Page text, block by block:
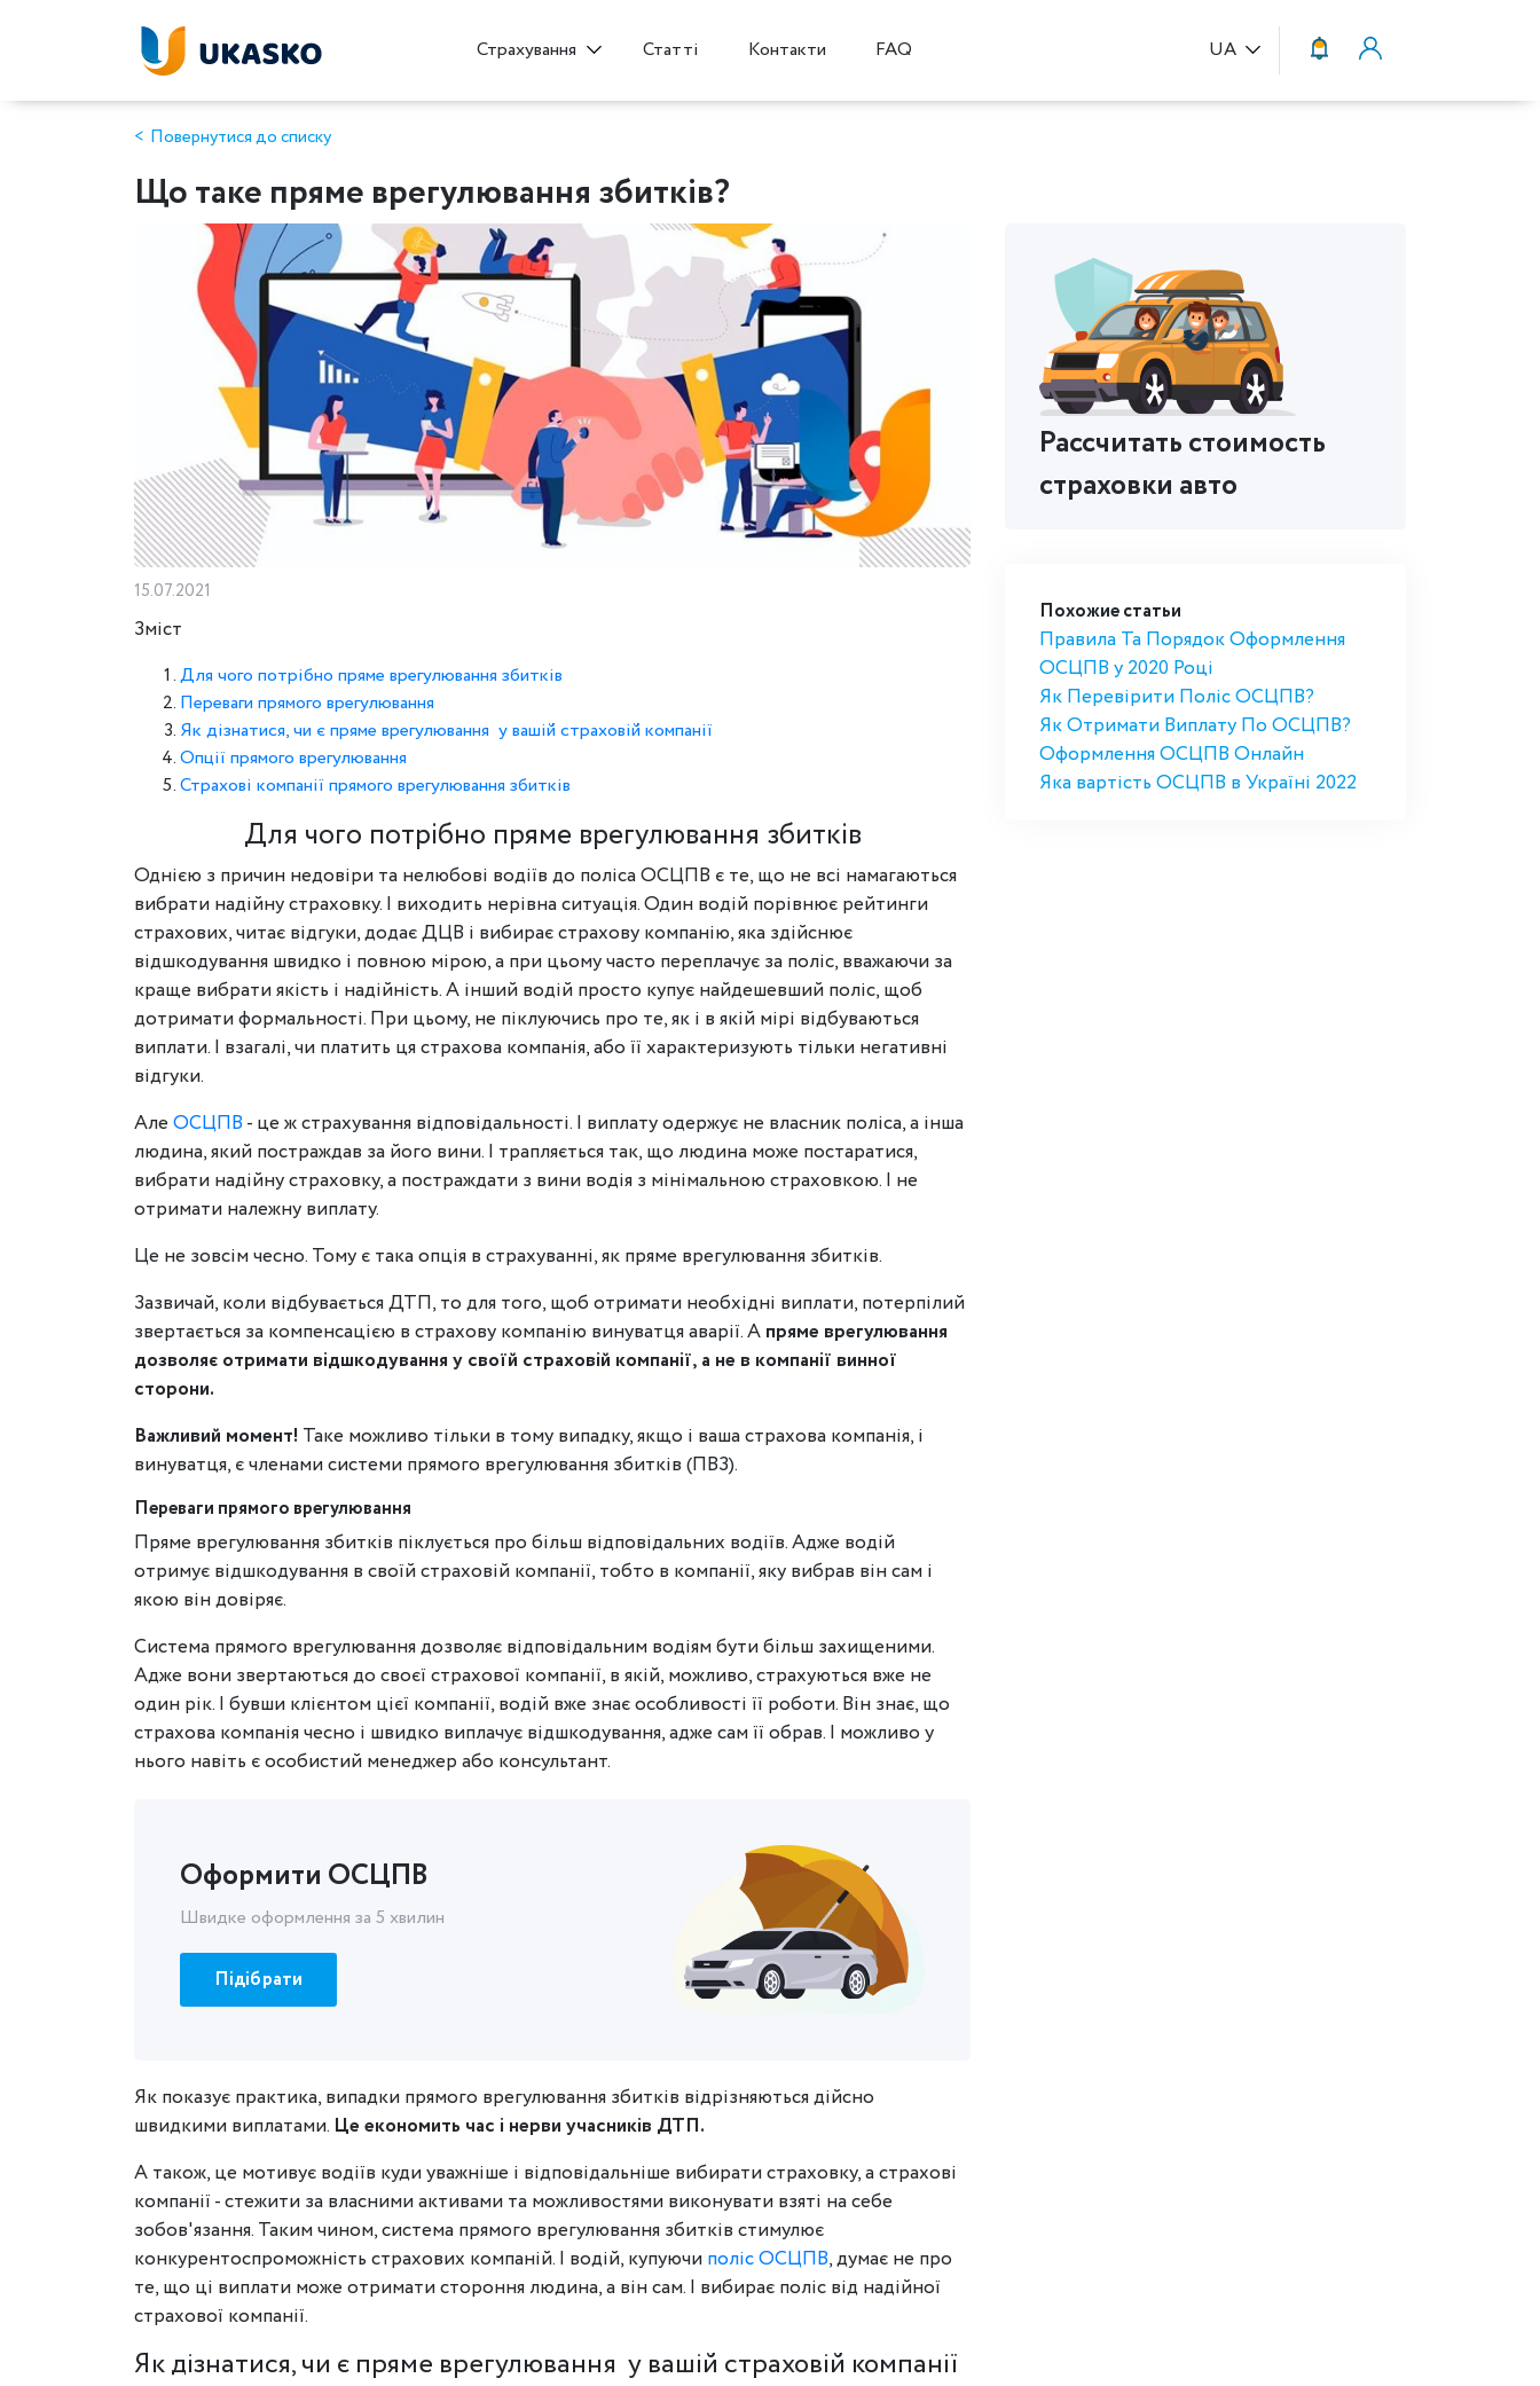
Страхування Статті Контакти FAQ UA
Повернутися до списку
Що таке пряме врегулювання збитків?
Рассчитать стоимость
страховки авто
Похожие статьи
Правила Та Порядок Оформлення
ОСЦПВ у 2020 Році
Як Перевірити Поліс ОСЦПВ?
Як Отримати Виплату По ОСЦПВ?
Оформлення ОСЦПВ Онлайн
Яка вартість ОСЦПВ в Україні 2022
15.07.2021
Зміст
Для чого потрібно пряме врегулювання збитків
Переваги прямого врегулювання
Як дізнатися, чи є пряме врегулювання у вашій страховій компанії
Опції прямого врегулювання
Страхові компанії прямого врегулювання збитків
Для чого потрібно пряме врегулювання збитків
Однією з причин недовіри та нелюбові водіїв до поліса ОСЦПВ є те, що не всі намагаються
вибрати надійну страховку. І виходить нерівна ситуація. Один водій порівнює рейтинги
страхових, читає відгуки, додає ДЦВ і вибирає страхову компанію, яка здійснює
відшкодування швидко і повною мірою, а при цьому часто переплачує за поліс, вважаючи за
краще вибрати якість і надійність. А інший водій просто купує найдешевший поліс, щоб
дотримати формальності. При цьому, не піклуючись про те, як і в якій мірі відбуваються
виплати. І взагалі, чи платить ця страхова компанія, або її характеризують тільки негативні
відгуки.
Але ОСЦПВ- це ж страхування відповідальності. І виплату одержує не власник поліса, а інша
людина, який постраждав за його вини. І трапляється так, що людина може постаратися,
вибрати надійну страховку, а постраждати з вини водія з мінімальною страховкою. І не
отримати належну виплату.
Це не зовсім чесно. Тому є така опція в страхуванні, як пряме врегулювання збитків.
Зазвичай, коли відбувається ДТП, то для того, щоб отримати необхідні виплати, потерпілий
звертається за компенсацією в страхову компанію винуватця аварії. А пряме врегулювання
дозволяє отримати відшкодування у своїй страховій компанії, а не в компанії винної
сторони.
Важливий момент! Таке можливо тільки в тому випадку, якщо і ваша страхова компанія, і
винуватця, є членами системи прямого врегулювання збитків (ПВЗ).
Переваги прямого врегулювання
Пряме врегулювання збитків піклується про більш відповідальних водіїв. Адже водій
отримує відшкодування в своїй страховій компанії, тобто в компанії, яку вибрав він сам і
якою він довіряє.
Система прямого врегулювання дозволяє відповідальним водіям бути більш захищеними.
Адже вони звертаються до своєї страхової компанії, в якій, можливо, страхуються вже не
один рік. І бувши клієнтом цієї компанії, водій вже знає особливості її роботи. Він знає, що
страхова компанія чесно і швидко виплачує відшкодування, адже сам її обрав. І можливо у
нього навіть є особистий менеджер або консультант.
Оформити ОСЦПВ
Швидке оформлення за 5 хвилин
Підібрати
Як показує практика, випадки прямого врегулювання збитків відрізняються дійсно
швидкими виплатами. Це економить час і нерви учасників ДТП.
А також, це мотивує водіїв куди уважніше і відповідальніше вибирати страховку, а страхові
компанії - стежити за власними активами та можливостями виконувати взяті на себе
зобов'язання. Таким чином, система прямого врегулювання збитків стимулює
конкурентоспроможність страхових компаній. І водій, купуючи поліс ОСЦПВ, думає не про
те, що ці виплати може отримати стороння людина, а він сам. І вибирає поліс від надійної
страхової компанії.
Як дізнатися, чи є пряме врегулювання у вашій страховій компанії